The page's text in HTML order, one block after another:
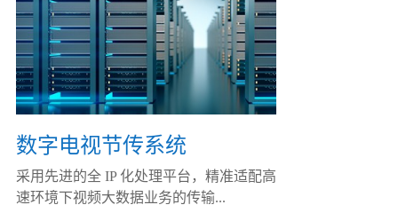
数字电视节传系统
采用先进的全 IP 化处理平台，精准适配高
速环境下视频大数据业务的传输...